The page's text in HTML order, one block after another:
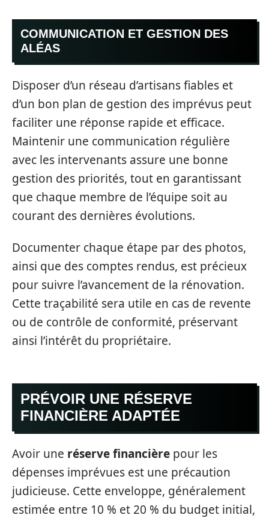
COMMUNICATION ET GESTION DES
ALÉAS
Disposer d’un réseau d’artisans fiables et
d’un bon plan de gestion des imprévus peut
faciliter une réponse rapide et efficace.
Maintenir une communication régulière
avec les intervenants assure une bonne
gestion des priorités, tout en garantissant
que chaque membre de l’équipe soit au
courant des dernières évolutions.
Documenter chaque étape par des photos,
ainsi que des comptes rendus, est précieux
pour suivre l’avancement de la rénovation.
Cette traçabilité sera utile en cas de revente
ou de contrôle de conformité, préservant
ainsi l’intérêt du propriétaire.
PRÉVOIR UNE RÉSERVE
FINANCIÈRE ADAPTÉE
Avoir une réserve financière pour les
dépenses imprévues est une précaution
judicieuse. Cette enveloppe, généralement
estimée entre 10 % et 20 % du budget initial,